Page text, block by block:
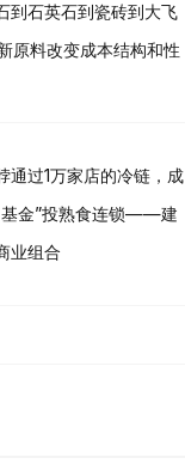
到石英石到瓷砖到大飞
料改变成本结构和性
通过1万家店的冷链，成
基金”投熟食连锁——建
业组合